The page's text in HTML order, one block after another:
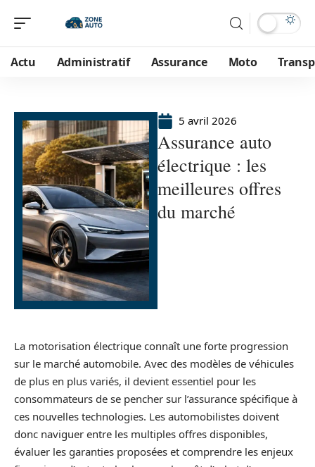
Actu Administratif Assurance Moto
5 avril 2026
Assurance auto
électrique : les
meilleures offres
du marché
La motorisation électrique connaît une forte progression
sur le marché automobile. Avec des modèles de véhicules
de plus en plus variés, il devient essentiel pour les
consommateurs de se pencher sur l’assurance spécifique à
ces nouvelles technologies. Les automobilistes doivent
donc naviguer entre les multiples offres disponibles,
évaluer les garanties proposées et comprendre les enjeux